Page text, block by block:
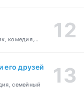
комедия,
его друзей
семейный